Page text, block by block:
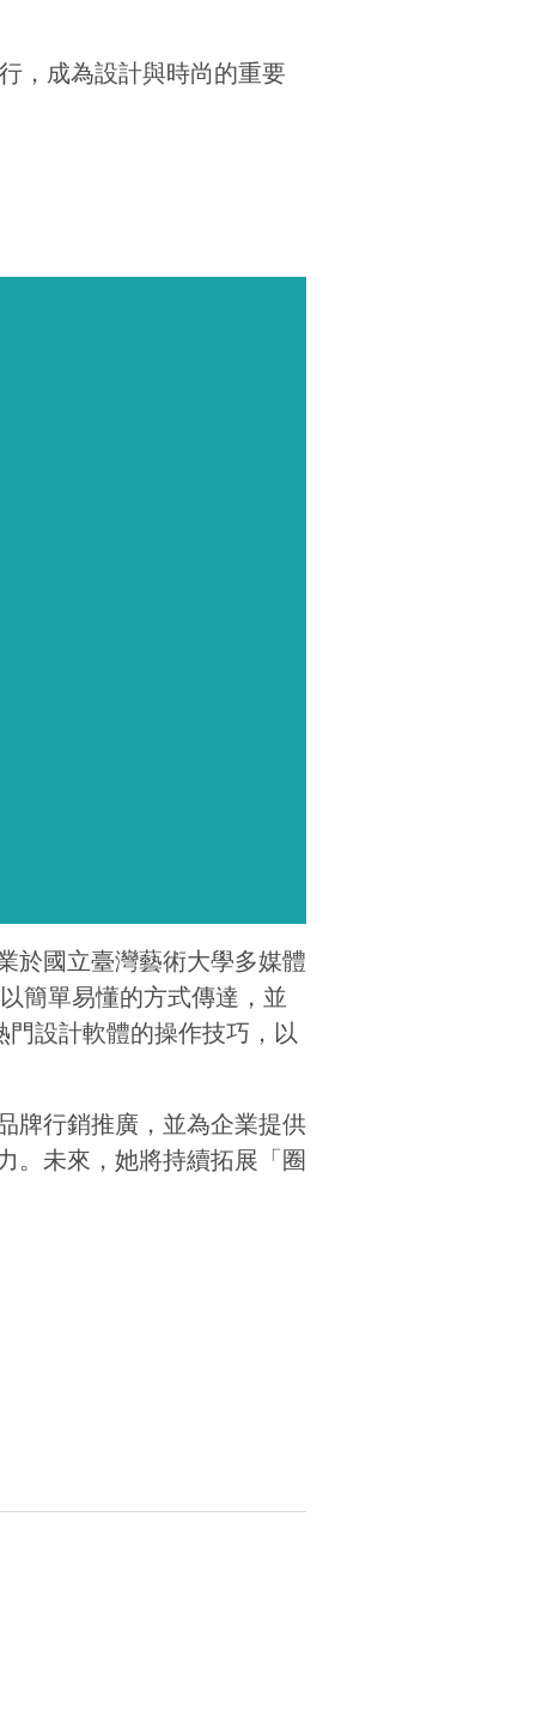
，成為設計與時尚的重要
於國立臺灣藝術大學多媒體
簡單易懂的方式傳達，並
設計軟體的操作技巧，以
牌行銷推廣，並為企業提供
。未來，她將持續拓展「圈